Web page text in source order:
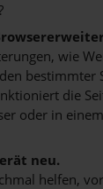
wie
bestimmter
die
oder in
neu.
helfen,